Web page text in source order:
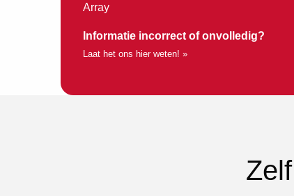
Array
Informatie incorrect of onvolledig?
Laat het ons hier weten! »